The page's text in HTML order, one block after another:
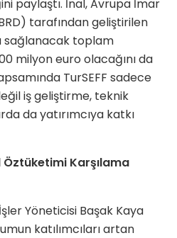
paylaştı. İnal, Avrupa İmar
tarafından geliştirilen
sağlanacak toplam
milyon euro olacağını da
TurSEFF sadece
iş geliştirme, teknik
da yatırımcıya katkı
Öztüketimi Karşılama
Yöneticisi Başak Kaya
katılımcıları artan